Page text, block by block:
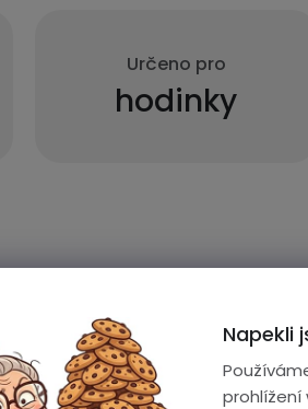
Napekli
prohlížení
Určeno pro
hodinky
řemínek